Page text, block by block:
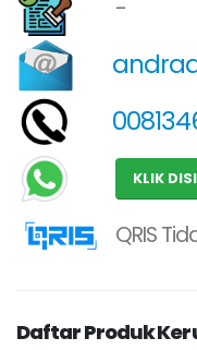
-
KLIK
QRIS
Daftar Produk